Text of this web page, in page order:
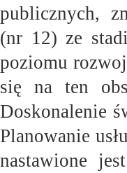
publicznych,
(nr 12) ze
poziomu
się na ten
Doskonalenie
Planowanie
nastawione